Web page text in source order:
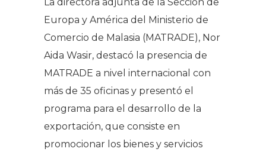
Europa y América del Ministerio de
Comercio de Malasia (MATRADE), Nor
Aida Wasir, destacó la presencia de
MATRADE a nivel internacional con
más de 35 oficinas y presentó el
programa para el desarrollo de la
exportación, que consiste en
promocionar los bienes y servicios